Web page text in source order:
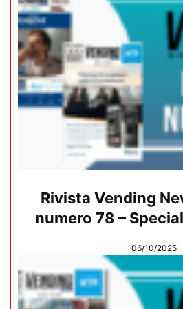
Rivista Vending
numero 78 –
06/10/2025